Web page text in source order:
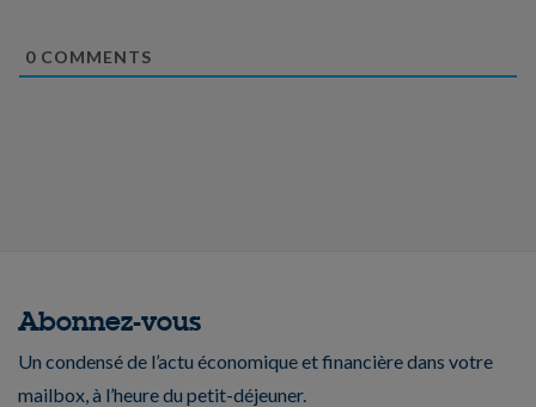
0 COMMENTS
Abonnez-vous
Un condensé de l’actu économique et financière dans votre
mailbox, à l’heure du petit-déjeuner.